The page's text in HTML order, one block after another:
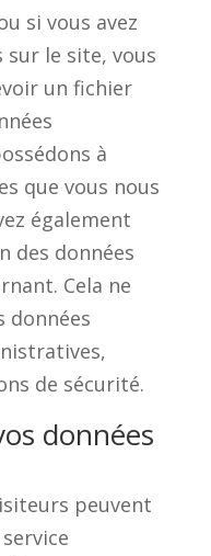
si vous avez
sur le site, vous
un fichier
à
que vous nous
également
des données
Cela ne
données
de sécurité.
données
peuvent